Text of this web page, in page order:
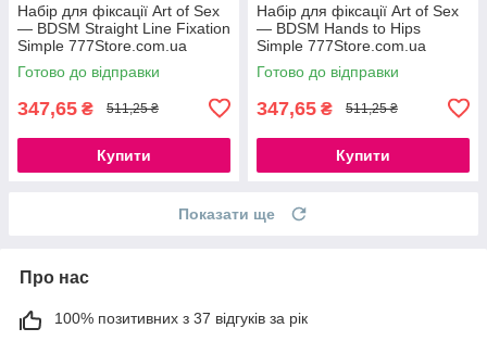
Набір для фіксації Art of Sex
— BDSM Straight Line Fixation
Simple 777Store.com.ua
Готово до відправки
347,65 ₴ 511,25 ₴
Купити
Набір для фіксації Art of Sex
— BDSM Нands to Hips
Simple 777Store.com.ua
Готово до відправки
347,65 ₴ 511,25 ₴
Купити
Показати ще
Про нас
100% позитивних з 37 відгуків за рік